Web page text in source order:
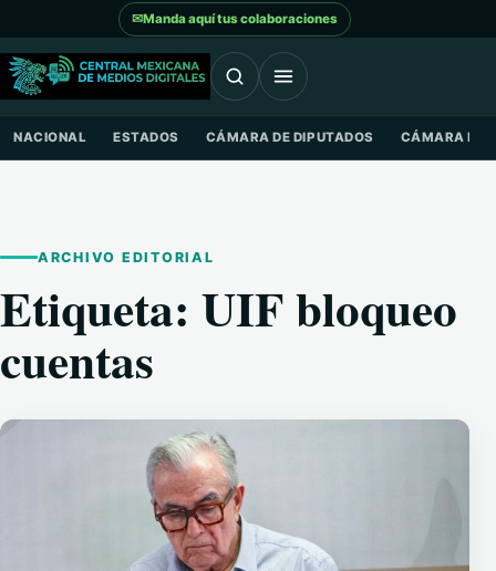
Saltar al contenido
✉Manda aquí tus colaboraciones
NACIONAL ESTADOS CÁMARA DE DIPUTADOS CÁMARA DE
ARCHIVO EDITORIAL
Etiqueta: UIF bloqueo
cuentas